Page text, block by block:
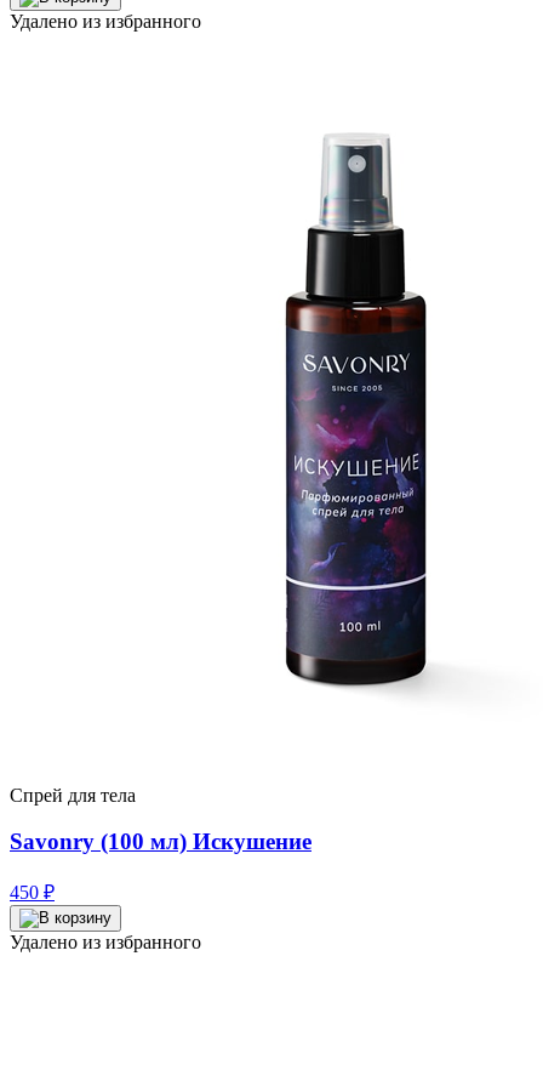
составляла
350 ₽.
Удалено из избранного
Спрей для тела
Savonry (100 мл) Искушение
450 ₽
Удалено из избранного